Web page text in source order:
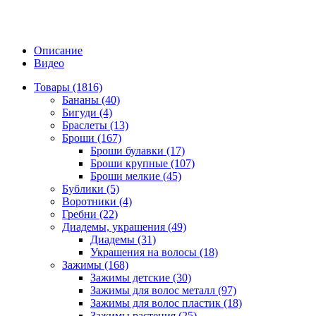
Описание
Видео
Товары (1816)
Бананы (40)
Бигуди (4)
Браслеты (13)
Броши (167)
Броши булавки (17)
Броши крупные (107)
Броши мелкие (45)
Бублики (5)
Воротники (4)
Гребни (22)
Диадемы, украшения (49)
Диадемы (31)
Украшения на волосы (18)
Зажимы (168)
Зажимы детские (30)
Зажимы для волос металл (97)
Зажимы для волос пластик (18)